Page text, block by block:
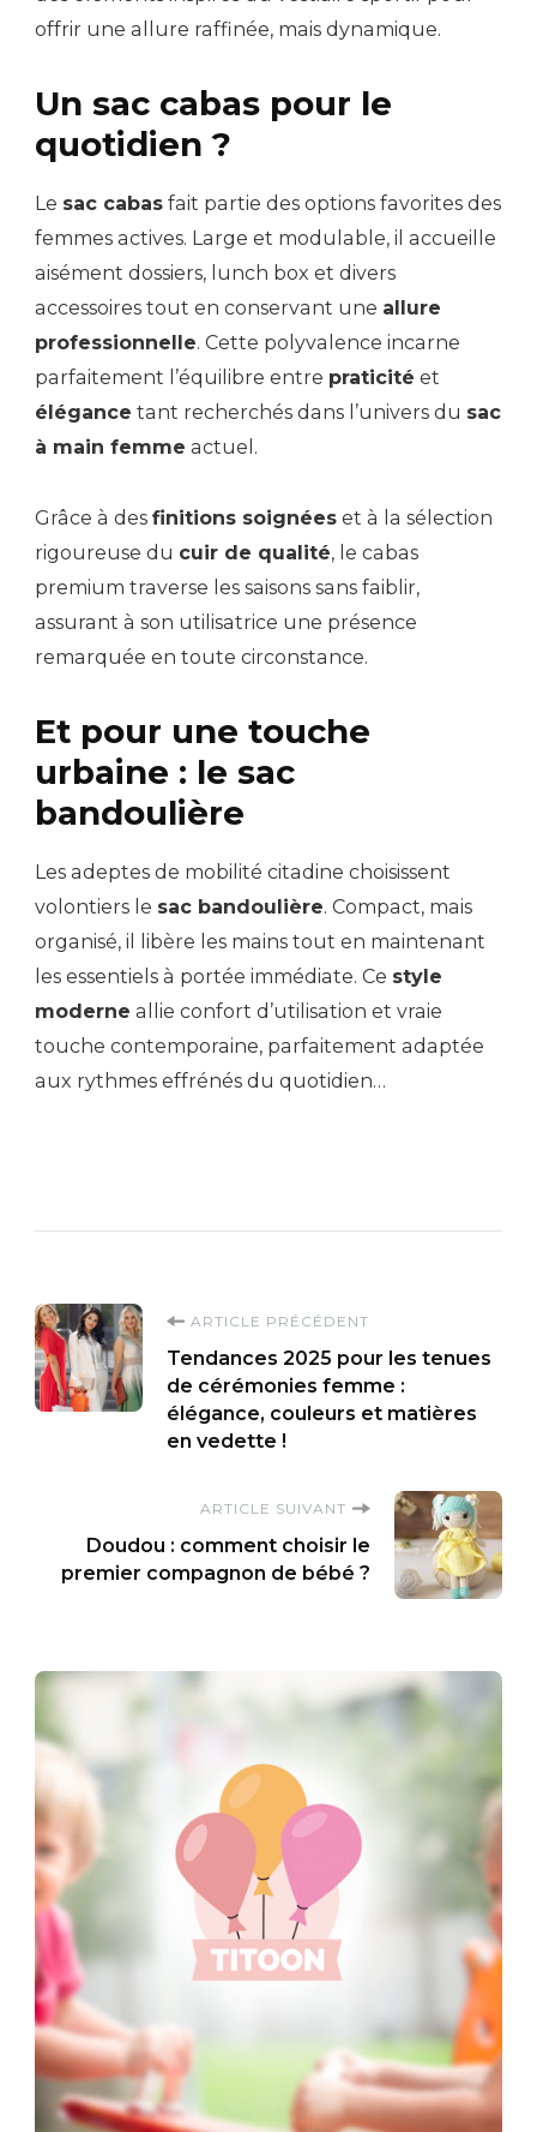
offrir une allure raffinée, mais dynamique.
Un sac cabas pour le
quotidien ?
Le sac cabas fait partie des options favorites des
femmes actives. Large et modulable, il accueille
aisément dossiers, lunch box et divers
accessoires tout en conservant une allure
professionnelle. Cette polyvalence incarne
parfaitement l’équilibre entre praticité et
élégance tant recherchés dans l’univers du sac
à main femme actuel.
Grâce à des finitions soignées et à la sélection
rigoureuse du cuir de qualité, le cabas
premium traverse les saisons sans faiblir,
assurant à son utilisatrice une présence
remarquée en toute circonstance.
Et pour une touche
urbaine : le sac
bandoulière
Les adeptes de mobilité citadine choisissent
volontiers le sac bandoulière. Compact, mais
organisé, il libère les mains tout en maintenant
les essentiels à portée immédiate. Ce style
moderne allie confort d’utilisation et vraie
touche contemporaine, parfaitement adaptée
aux rythmes effrénés du quotidien…
Navigation
d'article
ARTICLE PRÉCÉDENT
Tendances 2025 pour les tenues
de cérémonies femme :
élégance, couleurs et matières
en vedette !
ARTICLE SUIVANT
Doudou : comment choisir le
premier compagnon de bébé ?